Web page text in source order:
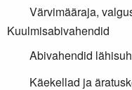
Värvimääraja,
Kuulmisabivahendid
Abivahendid
Käekellad ja